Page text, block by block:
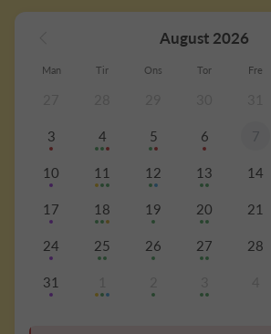
August 2026
Man Tir Ons Tor Fre
3 4 5 6 7
10 11 12 13 14
17 18 19 20 21
24 25 26 27 28
31